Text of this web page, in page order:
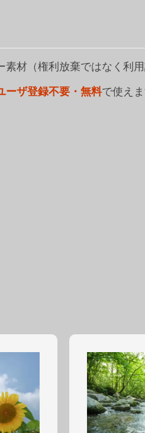
材（権利放棄ではなく利用
ーザ登録不要・無料で使え